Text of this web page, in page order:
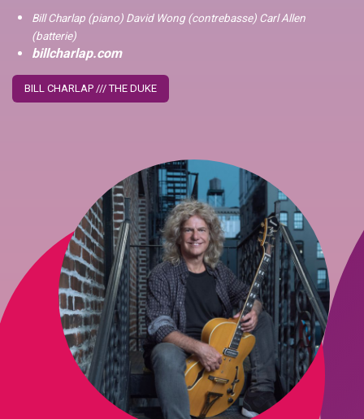
Bill Charlap (piano) David Wong (contrebasse) Carl Allen
(batterie)
billcharlap.com
BILL CHARLAP /// THE DUKE